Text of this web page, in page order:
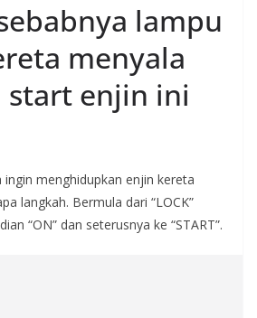
lampu
menyala
start enjin ini
menghidupkan enjin kereta
langkah. Bermula dari “LOCK”
“ON” dan seterusnya ke “START”.